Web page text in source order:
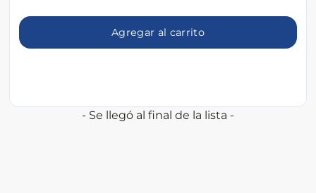
Agregar al carrito
- Se llegó al final de la lista -